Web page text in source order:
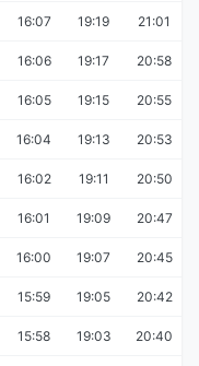
16:07 19:19 21:01
16:06 19:17 20:58
16:05 19:15 20:55
16:04 19:13 20:53
16:02 19:11 20:50
16:01 19:09 20:47
16:00 19:07 20:45
15:59 19:05 20:42
15:58 19:03 20:40